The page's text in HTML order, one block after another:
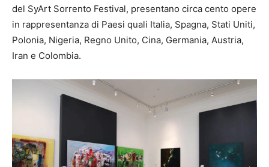
del SyArt Sorrento Festival, presentano circa cento opere
in rappresentanza di Paesi quali Italia, Spagna, Stati Uniti,
Polonia, Nigeria, Regno Unito, Cina, Germania, Austria,
Iran e Colombia.